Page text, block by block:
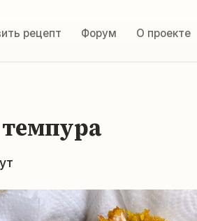
рецепт Форум О проекте